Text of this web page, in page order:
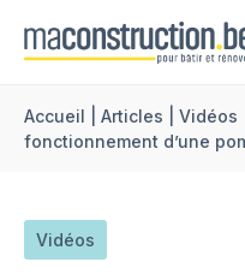
Accueil Articles Vidéos
fonctionnement d’une
Vidéos